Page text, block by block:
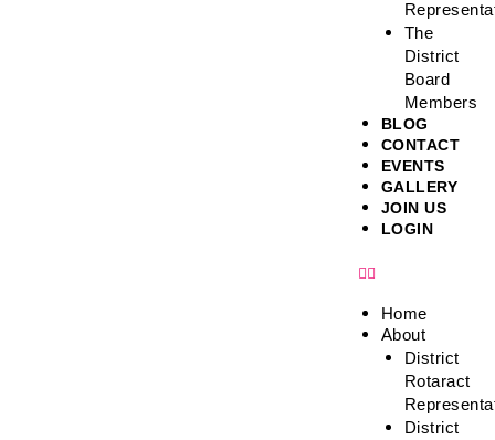
The
District
Board
Members
BLOG
CONTACT
EVENTS
GALLERY
JOIN US
LOGIN
Home
About
District
Rotaract
District